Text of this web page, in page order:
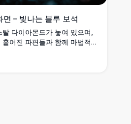
– 빛나는 블루 보석
다이아몬드가 놓여 있으며,
어진 파편들과 함께 마법적이